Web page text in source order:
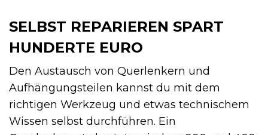
SELBST REPARIEREN SPART
HUNDERTE EURO
Den Austausch von Querlenkern und
Aufhängungsteilen kannst du mit dem
richtigen Werkzeug und etwas technischem
Wissen selbst durchführen. Ein